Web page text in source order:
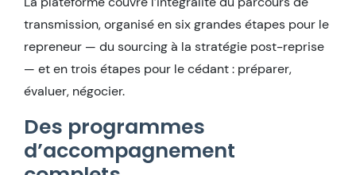
transmission, organisé en six grandes étapes pour le
repreneur — du sourcing à la stratégie post-reprise
— et en trois étapes pour le cédant : préparer,
évaluer, négocier.
Des programmes
d’accompagnement